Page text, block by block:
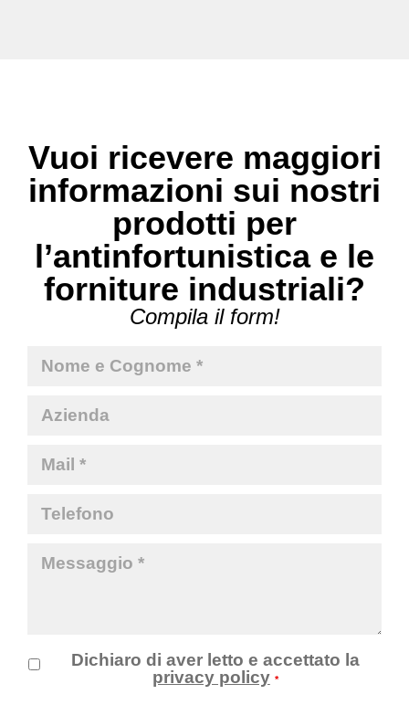
Vuoi ricevere maggiori
informazioni sui nostri
prodotti per
l’antinfortunistica e le
forniture industriali?
Compila il form!
Dichiaro di aver letto e accettato la
privacy policy *